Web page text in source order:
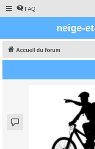
FAQ
neige-
Accueil du forum